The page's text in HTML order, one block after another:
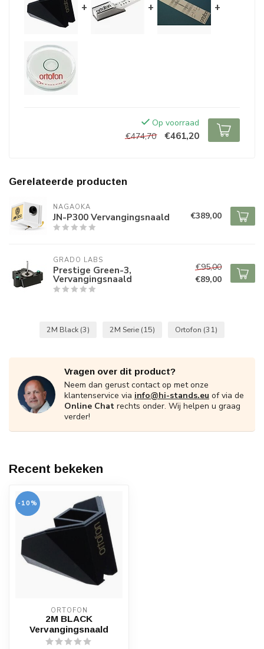
+ + +
Op voorraad
€474,70
€461,20
Gerelateerde producten
NAGAOKA
JN-P300 Vervangingsnaald €389,00
GRADO LABS
Prestige Green-3,
Vervangingsnaald
€95,00
€89,00
2M Black (3) 2M Serie (15) Ortofon (31)
Vragen over dit product?
Neem dan gerust contact op met onze
klantenservice via info@hi-stands.eu of via de
Online Chat rechts onder. Wij helpen u graag
verder!
Recent bekeken
-10%
ORTOFON
2M BLACK
Vervangingsnaald